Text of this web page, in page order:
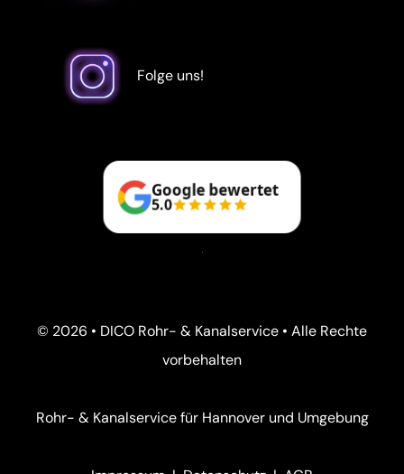
Folge uns!
Google bewertet
5.0
© 2026 • DICO Rohr- & Kanalservice • Alle Rechte
vorbehalten
Rohr- & Kanalservice für Hannover und Umgebung